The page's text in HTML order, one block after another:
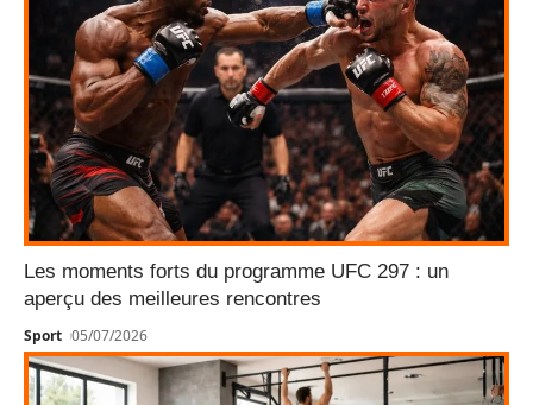
Les moments forts du programme UFC 297 : un
aperçu des meilleures rencontres
Sport 05/07/2026